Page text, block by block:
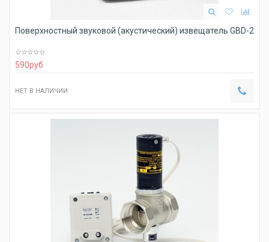
Поверхностный звуковой (акустический) извещатель GBD-2
590руб
НЕТ В НАЛИЧИИ